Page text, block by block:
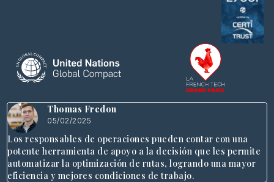
Thomas Fredon
05/02/2025
Los responsables de operaciones pueden contar con una
potente herramienta de apoyo a la decisión que les permite
automatizar la optimización de rutas, logrando una mayor
eficiencia y mejores condiciones de trabajo.